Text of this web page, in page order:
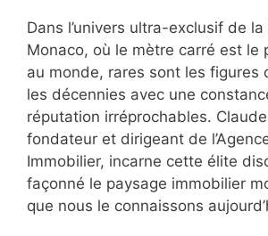
Dans l’univers ultra-exclusif de
Monaco, où le mètre carré est le
au monde, rares sont les figures
les décennies avec une
réputation irréprochables.
fondateur et dirigeant de
Immobilier, incarne cette élite
façonné le paysage immobilier
que nous le connaissons